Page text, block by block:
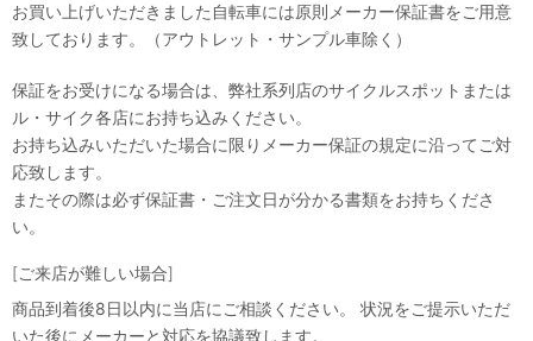
お買い上げいただきました自転車には原則メーカー保証書をご用意
致しております。（アウトレット・サンプル車除く）
保証をお受けになる場合は、弊社系列店のサイクルスポットまたは
ル・サイク各店にお持ち込みください。
お持ち込みいただいた場合に限りメーカー保証の規定に沿ってご対
応致します。
またその際は必ず保証書・ご注文日が分かる書類をお持ちくださ
い。
[ご来店が難しい場合]
商品到着後8日以内に当店にご相談ください。 状況をご提示いただ
いた後にメーカーと対応を協議致します。